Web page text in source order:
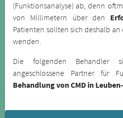
(Funktionsanalyse) ab, denn
von Millimetern über den
Patienten sollten sich deshalb an
wenden.
Die folgenden Behandler
angeschlossene Partner für
Behandlung von CMD in